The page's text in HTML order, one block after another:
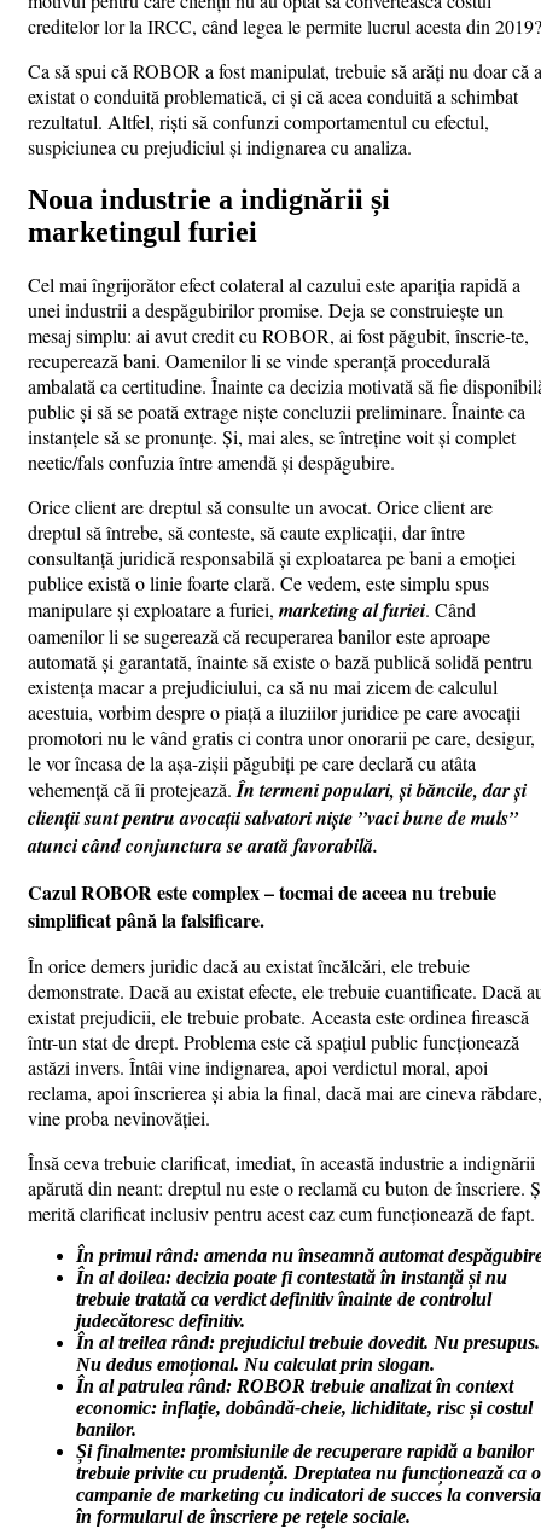
creditelor lor la IRCC, când legea le permite lucrul acesta din
Ca să spui că ROBOR a fost manipulat, trebuie să arăți nu doar că a
existat o conduită problematică, ci și că acea conduită a schimbat
rezultatul. Altfel, riști să confunzi comportamentul cu efectul,
suspiciunea cu prejudiciul și indignarea cu analiza.
Noua industrie a indignării și
marketingul furiei
Cel mai îngrijorător efect colateral al cazului este apariția rapidă a
unei industrii a despăgubirilor promise. Deja se construiește un
mesaj simplu: ai avut credit cu ROBOR, ai fost păgubit, înscrie-te,
recuperează bani. Oamenilor li se vinde speranță procedurală
ambalată ca certitudine. Înainte ca decizia motivată să fie
public și să se poată extrage niște concluzii preliminare. Înainte ca
instanțele să se pronunțe. Și, mai ales, se întreține voit și complet
neetic/fals confuzia între amendă și despăgubire.
Orice client are dreptul să consulte un avocat. Orice client are
dreptul să întrebe, să conteste, să caute explicații, dar între
consultanță juridică responsabilă și exploatarea pe bani a emoției
publice există o linie foarte clară. Ce vedem, este simplu spus
manipulare și exploatare a furiei, marketing al furiei. Când
oamenilor li se sugerează că recuperarea banilor este aproape
automată și garantată, înainte să existe o bază publică solidă pentru
existența macar a prejudiciului, ca să nu mai zicem de calculul
acestuia, vorbim despre o piață a iluziilor juridice pe care avocații
promotori nu le vând gratis ci contra unor onorarii pe care, desigur,
le vor încasa de la așa-zișii păgubiți pe care declară cu atâta
vehemență că îi protejează.În termeni populari, și băncile, dar și
clienții sunt pentru avocații salvatori niște ”vaci bune de muls”
atunci când conjunctura se arată favorabilă.
Cazul ROBOR este complex – tocmai de aceea nu trebuie
simplificat până la falsificare.
În orice demers juridic dacă au existat încălcări, ele trebuie
demonstrate. Dacă au existat efecte, ele trebuie cuantificate. Dacă
existat prejudicii, ele trebuie probate. Aceasta este ordinea firească
într-un stat de drept. Problema este că spațiul public funcționează
astăzi invers. Întâi vine indignarea, apoi verdictul moral, apoi
reclama, apoi înscrierea și abia la final, dacă mai are cineva răbdare,
vine proba nevinovăției.
Însă ceva trebuie clarificat, imediat, în această industrie a indignării
apărută din neant: dreptul nu este o reclamă cu buton de înscriere.
merită clarificat inclusiv pentru acest caz cum funcționează de fapt.
În primul rând: amenda nu înseamnă automat
În al doilea: decizia poate fi contestată în instanță și nu
trebuie tratată ca verdict definitiv înainte de controlul
judecătoresc definitiv.
În al treilea rând: prejudiciul trebuie dovedit. Nu presupus.
Nu dedus emoțional. Nu calculat prin slogan.
În al patrulea rând: ROBOR trebuie analizat în context
economic: inflație, dobândă-cheie, lichiditate, risc și costul
banilor.
Și finalmente: promisiunile de recuperare rapidă a banilor
trebuie privite cu prudență. Dreptatea nu funcționează ca o
campanie de marketing cu indicatori de succes la conversia
în formularul de înscriere pe rețele sociale.